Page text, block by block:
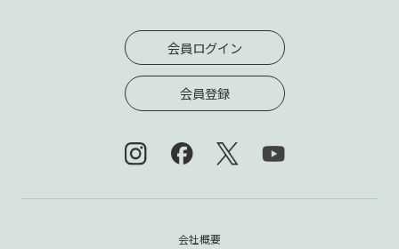
会員ログイン
会員登録
会社概要